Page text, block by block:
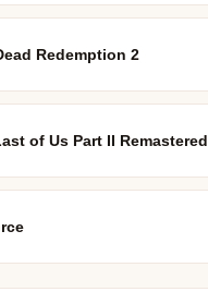
Redemption 2
of Us Part II Remastered